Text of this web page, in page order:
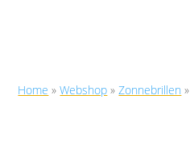
Home »Webshop »Zonnebrillen »